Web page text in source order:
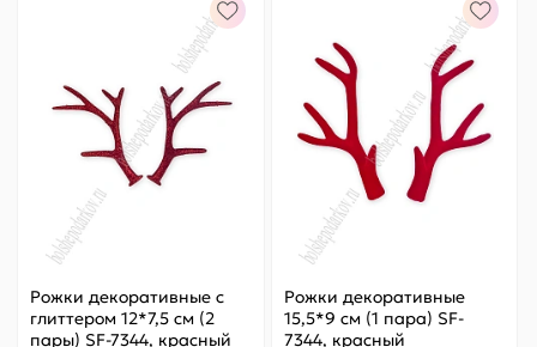
Рожки декоративные с
глиттером 12*7,5 см (2
пары) SF-7344, красный
Рожки декоративные
15,5*9 см (1 пара) SF-
7344, красный